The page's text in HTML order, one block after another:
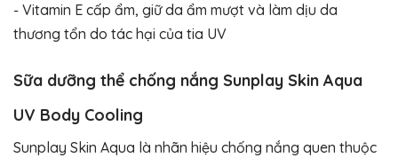
- Vitamin E cấp ẩm, giữ da ẩm mượt và làm dịu da
thương tổn do tác hại của tia UV
Sữa dưỡng thể chống nắng Sunplay Skin Aqua
UV Body Cooling
Sunplay Skin Aqua là nhãn hiệu chống nắng quen thuộc